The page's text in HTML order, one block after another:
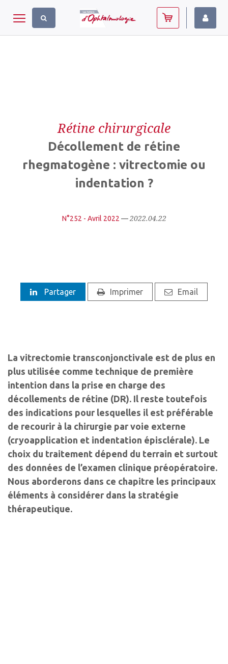
Toggle navigation
Rétine chirurgicale
Décollement de rétine
rhegmatogène : vitrectomie ou
indentation ?
N°252 - Avril 2022 —2022.04.22
Partager Imprimer Email
La vitrectomie transconjonctivale est de plus en
plus utilisée comme technique de première
intention dans la prise en charge des
décollements de rétine (DR). Il reste toutefois
des indications pour lesquelles il est préférable
de recourir à la chirurgie par voie externe
(cryoapplication et indentation épisclérale). Le
choix du traitement dépend du terrain et surtout
des données de l’examen clinique préopératoire.
Nous aborderons dans ce chapitre les principaux
éléments à considérer dans la stratégie
thérapeutique.
Panneau de gestion des cookies